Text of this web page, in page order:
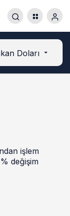
Doları
işlem
değişim